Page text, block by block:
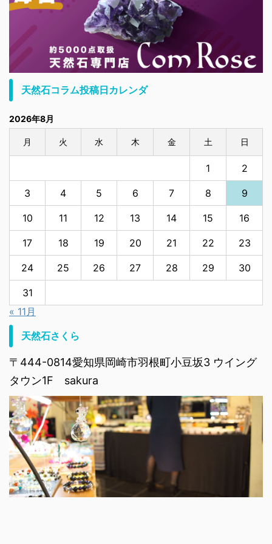
天然石コラム投稿日カレンダ
2026年8月
月 火 水 木 金 土 日
1 2
3 4 5 6 7 8 9
10 11 12 13 14 15 16
17 18 19 20 21 22 23
24 25 26 27 28 29 30
31
« 11月
天然石さくら
〒444-0814愛知県岡崎市羽根町小豆坂3 ウイング
タウン1F sakura